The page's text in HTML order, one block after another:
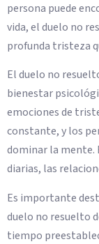
persona puede
vida, el duelo no
profunda tristeza
El duelo no
bienestar
emociones de
constante, y los
dominar la mente.
diarias, las
Es importante
duelo no resuelto
tiempo